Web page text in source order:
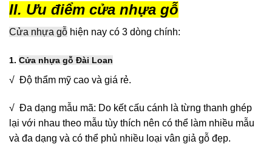
II. Ưu điểm cửa nhựa gỗ
Cửa nhựa gỗ hiện nay có 3 dòng chính:
1. Cửa nhựa gỗ Đài Loan
√ Độ thẩm mỹ cao và giá rẻ.
√ Đa dạng mẫu mã: Do kết cấu cánh là từng thanh ghép
lại với nhau theo mẫu tùy thích nên có thể làm nhiều mẫu
và đa dạng và có thể phủ nhiều loại vân giả gỗ đẹp.